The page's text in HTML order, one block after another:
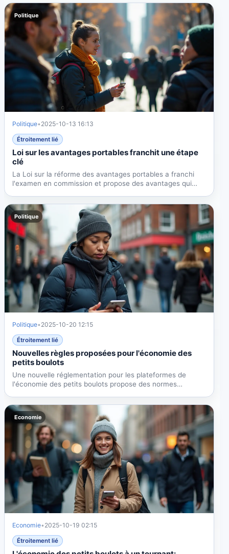
Politique
Politique• 2025-10-13 16:13
Étroitement lié
Loi sur les avantages portables franchit une étape
clé
La Loi sur la réforme des avantages portables a franchi
l'examen en commission et propose des avantages qui
Politique
Politique• 2025-10-20 12:15
Étroitement lié
Nouvelles règles proposées pour l'économie des
petits boulots
Une nouvelle réglementation pour les plateformes de
l'économie des petits boulots propose des normes
Economie
Economie• 2025-10-19 02:15
Étroitement lié